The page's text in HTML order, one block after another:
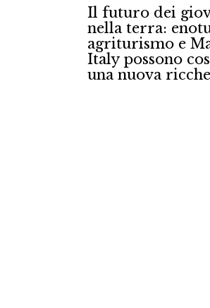
L'evoluzione del
winemaker: MIB
e Assoenologi
per la
manageriale